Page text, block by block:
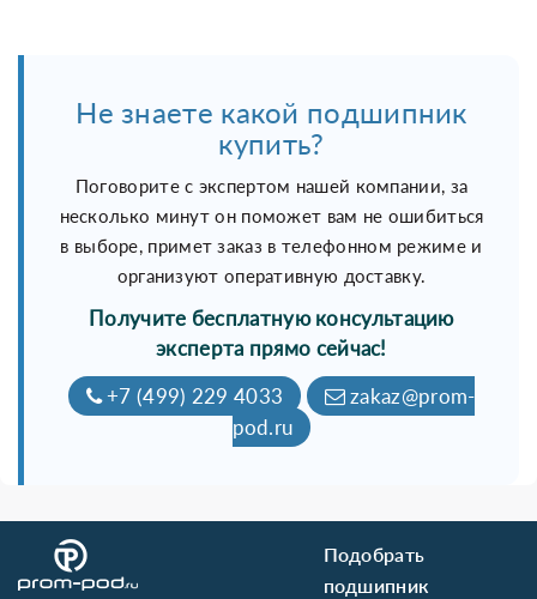
Не знаете какой подшипник
купить?
Поговорите с экспертом нашей компании, за
несколько минут он поможет вам не ошибиться
в выборе, примет заказ в телефонном режиме и
организуют оперативную доставку.
Получите бесплатную консультацию
эксперта прямо сейчас!
+7 (499) 229 4033
zakaz@prom-
pod.ru
Подобрать
подшипник